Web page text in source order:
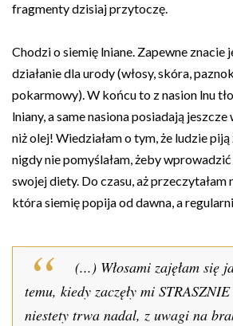
fragmenty dzisiaj przytoczę.
Chodzi o siemię lniane. Zapewne znacie
działanie dla urody (włosy, skóra,
pokarmowy). W końcu to z nasion lnu
lniany, a same nasiona posiadają
niż olej! Wiedziałam o tym, że ludzie piją
nigdy nie pomyślałam, żeby
swojej diety. Do czasu, aż przeczytałam
która siemię popija od dawna, a
(...) Włosami zajęłam się
temu, kiedy zaczęły mi
niestety trwa nadal, z uwagi na